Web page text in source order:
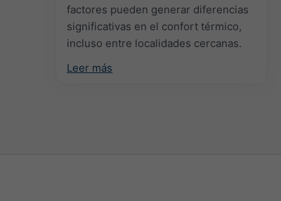
factores pueden generar diferencias
significativas en el confort térmico,
incluso entre localidades cercanas.
Leer más